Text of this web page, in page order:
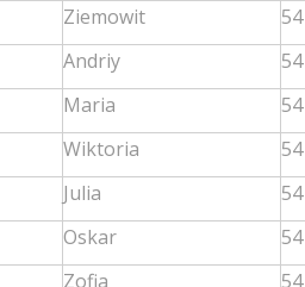
Ziemowit
54
Andriy
54
Maria
54
Wiktoria
54
Julia
54
Oskar
54
Zofia
54